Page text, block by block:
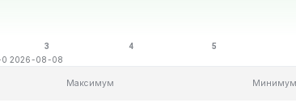
2026-08-08
Максимум Минимум